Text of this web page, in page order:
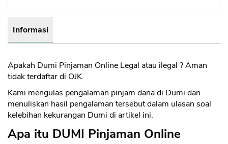
Informasi
Apakah Dumi Pinjaman Online Legal atau ilegal ? Aman
tidak terdaftar di OJK.
Kami mengulas pengalaman pinjam dana di Dumi dan
menuliskan hasil pengalaman tersebut dalam ulasan soal
kelebihan kekurangan Dumi di artikel ini.
Apa itu DUMI Pinjaman Online